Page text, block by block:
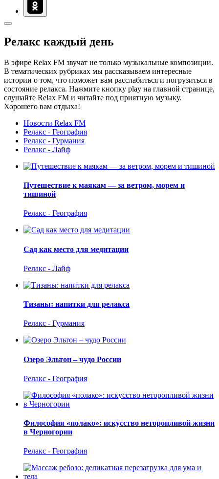
Релакс каждый день
В эфире Relax FM звучат не только музыкальные композиции.
В тематических рубриках мы рассказываем интересные
истории о том, что поможет вам расслабиться и погрузиться в
состояние релакса. Нажмите кнопку play на главной странице,
слушайте Relax FM и читайте под приятную музыку.
Хорошего вам отдыха!
Новости Relax FM
Релакс - География
Релакс - Гурмания
Релакс - Лайф
Путешествие к маякам — за ветром, морем и
тишиной
Релакс - География
Сад как место для медитации
Релакс - Лайф
Тизаны: напитки для релакса
Релакс - Гурмания
Озеро Эльтон – чудо России
Релакс - География
Философия «полако»: искусство неторопливой жизни
в Черногории
Релакс - География